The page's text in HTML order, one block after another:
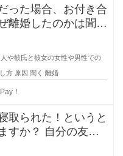
った場合、お付き合
離婚したのかは聞き
や彼氏と彼女の女性や男性での
方 原因 聞く 離婚
！
取られた！というと
分の友達